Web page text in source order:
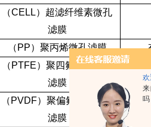
欢
吗
（CELL）超滤纤维素微孔
滤膜
（ PP）聚丙烯微孔滤膜
（ PTFE）聚四氟乙烯微孔
滤膜
（ PVDF）聚偏氟乙烯微孔
滤膜